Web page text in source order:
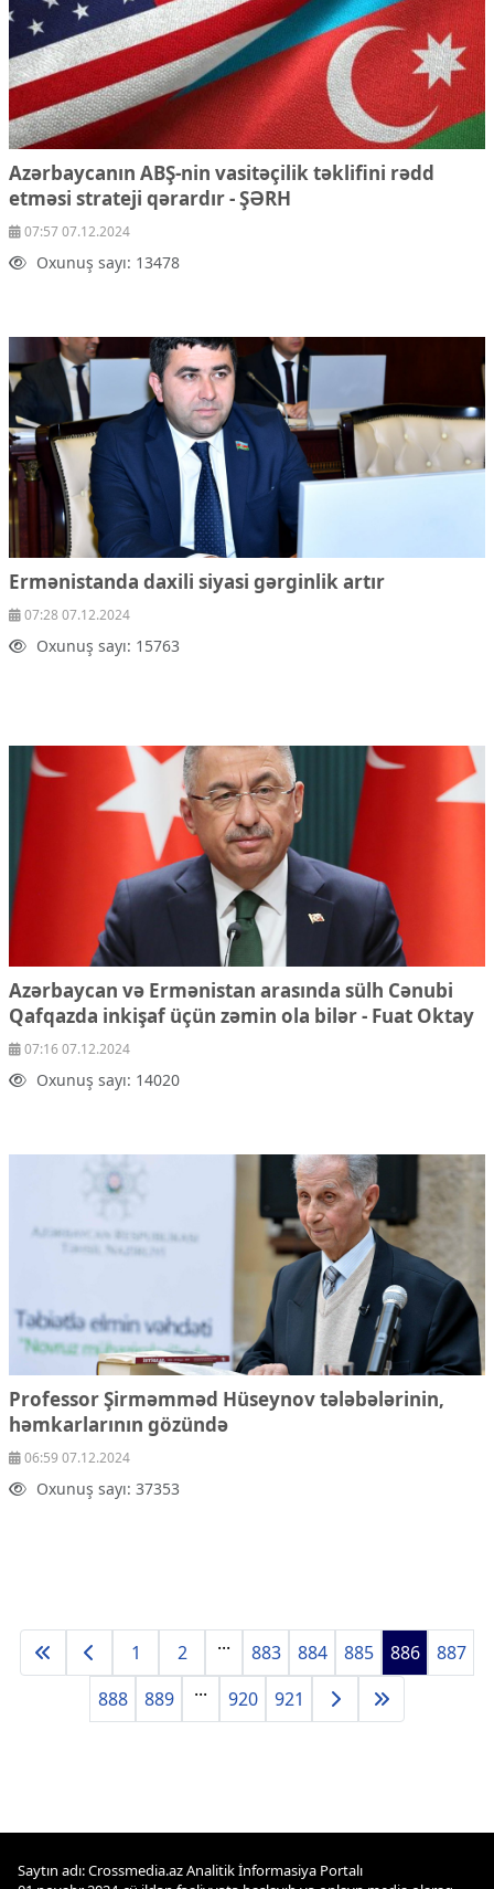
Azərbaycanın ABŞ-nin vasitəçilik təklifini rədd
etməsi strateji qərardır - ŞƏRH
07:57 07.12.2024
Oxunuş sayı: 13478
Ermənistanda daxili siyasi gərginlik artır
07:28 07.12.2024
Oxunuş sayı: 15763
Azərbaycan və Ermənistan arasında sülh Cənubi
Qafqazda inkişaf üçün zəmin ola bilər - Fuat Oktay
07:16 07.12.2024
Oxunuş sayı: 14020
Professor Şirməmməd Hüseynov tələbələrinin,
həmkarlarının gözündə
06:59 07.12.2024
Oxunuş sayı: 37353
1 2 ... 883 884 885 886
887
888
889 ... 920 921
Saytın adı: Crossmedia.az Analitik İnformasiya Portalı